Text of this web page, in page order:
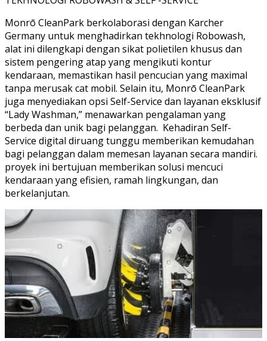
Monrō CleanPark berkolaborasi dengan Karcher
Germany untuk menghadirkan tekhnologi Robowash,
alat ini dilengkapi dengan sikat polietilen khusus dan
sistem pengering atap yang mengikuti kontur
kendaraan, memastikan hasil pencucian yang maximal
tanpa merusak cat mobil. Selain itu, Monrō CleanPark
juga menyediakan opsi Self-Service dan layanan eksklusif
“Lady Washman,” menawarkan pengalaman yang
berbeda dan unik bagi pelanggan. Kehadiran Self-
Service digital diruang tunggu memberikan kemudahan
bagi pelanggan dalam memesan layanan secara mandiri.
proyek ini bertujuan memberikan solusi mencuci
kendaraan yang efisien, ramah lingkungan, dan
berkelanjutan.